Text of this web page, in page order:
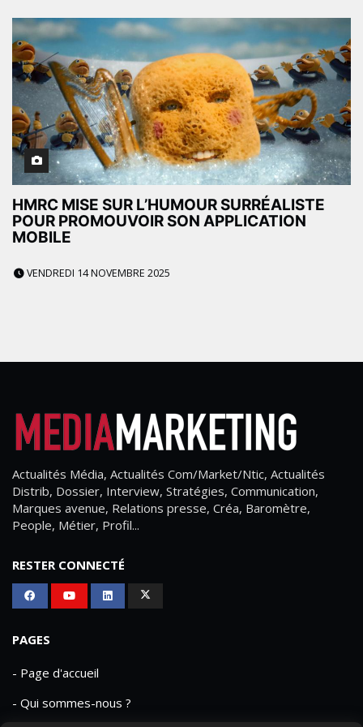
HMRC MISE SUR L’HUMOUR SURRÉALISTE
POUR PROMOUVOIR SON APPLICATION
MOBILE
VENDREDI 14 NOVEMBRE 2025
Actualités Média, Actualités Com/Market/Ntic, Actualités
Distrib, Dossier, Interview, Stratégies, Communication,
Marques avenue, Relations presse, Créa, Baromètre,
People, Métier, Profil...
RESTER CONNECTÉ
PAGES
- Page d'accueil
- Qui sommes-nous ?